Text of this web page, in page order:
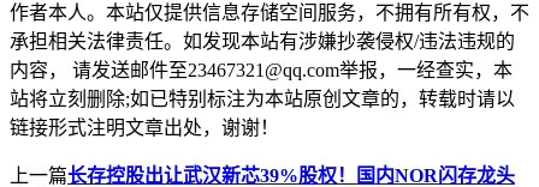
作者本人。本站仅提供信息存储空间服务，不拥有所有权，不
承担相关法律责任。如发现本站有涉嫌抄袭侵权/违法违规的
内容， 请发送邮件至23467321@qq.com举报，一经查实，本
站将立刻删除;如已特别标注为本站原创文章的，转载时请以
链接形式注明文章出处，谢谢！
上一篇长存控股出让武汉新芯39%股权！国内NOR闪存龙头